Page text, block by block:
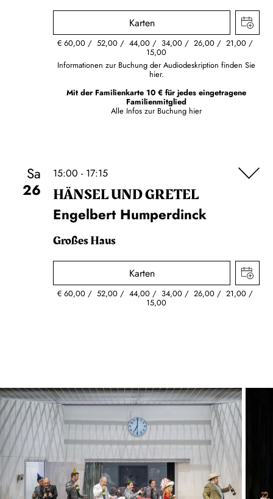
Karten
€60,00 52,00 44,00 34,00 26,00 21,00
15,00
Informationen zur Buchung der Audiodeskription finden Sie
hier.
Mit der Familienkarte 10 € für jedes eingetragene
Familienmitglied
Alle Infos zur Buchung hier
Sa
26
15:00 - 17:15
HÄNSEL UND GRETEL
Engelbert Humperdinck
Großes Haus
Karten
€60,00 52,00 44,00 34,00 26,00 21,00
15,00